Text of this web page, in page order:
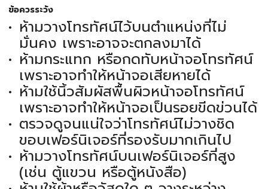
ข้อควรระวัง
ห้ามวางโทรทัศน์ไว้บนตำแหน่งที่ไม่
มั่นคง เพราะอาจจะตกลงมาได้
ห้ามกระแทก หรือกดทับหน้าจอโทรทัศน์
เพราะอาจทำให้หน้าจอเสียหายได้
ห้ามใช้นิ้วสัมผัสพื้นผิวหน้าจอโทรทัศน์
เพราะอาจทำให้หน้าจอเป็นรอยขีดข่วนได้
ตรวจดูจนแน่ใจว่าโทรทัศน์ไม่วางชิด
ขอบเฟอร์นิเจอร์ที่รองรับมากเกินไป
ห้ามวางโทรทัศน์บนเฟอร์นิเจอร์ที่สูง
(เช่น ตู้แขวน หรือตู้หนังสือ)